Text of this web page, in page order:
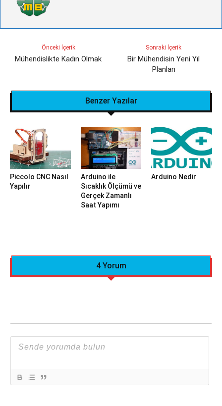
Önceki İçerik
Mühendislikte Kadın Olmak
Sonraki İçerik
Bir Mühendisin Yeni Yıl
Planları
Benzer Yazılar
Piccolo CNC Nasıl
Yapılır
Arduino ile
Sıcaklık Ölçümü ve
Gerçek Zamanlı
Saat Yapımı
Arduino Nedir
4 Yorum